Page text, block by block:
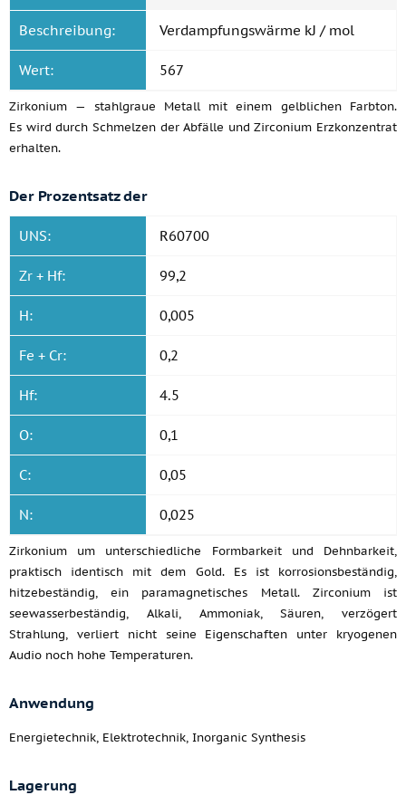
Beschreibung: Verdampfungswärme kJ / mol
Wert: 567
Zirkonium — stahlgraue Metall mit einem gelblichen Farbton.
Es wird durch Schmelzen der Abfälle und Zirconium Erzkonzentrat
erhalten.
Der Prozentsatz der
UNS: R60700
Zr + Hf: 99,2
H: 0,005
Fe + Cr: 0,2
Hf: 4.5
O: 0,1
C: 0,05
N: 0,025
Zirkonium um unterschiedliche Formbarkeit und Dehnbarkeit,
praktisch identisch mit dem Gold. Es ist korrosionsbeständig,
hitzebeständig, ein paramagnetisches Metall. Zirconium ist
seewasserbeständig, Alkali, Ammoniak, Säuren, verzögert
Strahlung, verliert nicht seine Eigenschaften unter kryogenen
Audio noch hohe Temperaturen.
Anwendung
Energietechnik, Elektrotechnik, Inorganic Synthesis
Lagerung